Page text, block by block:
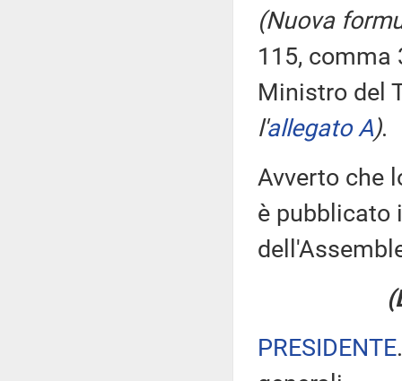
(Nuova
115, comma
Ministro del
l'allegato A).
Avverto che
è pubblicato
PRESIDENTE